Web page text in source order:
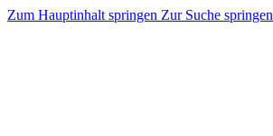
Zum Hauptinhalt springen Zur Suche springen